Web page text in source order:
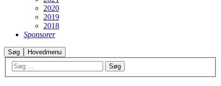
2020
2019
2018
Sponsorer
Søg Hovedmenu